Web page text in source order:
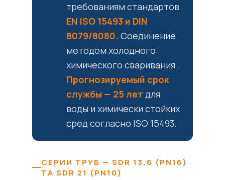
требованиям стандартов
EN ISO 15493 и DIN
8079/8080. Соединение
методом холодного
химического сваривания .
Прогнозируемый срок
службы — 25 лет для
воды и химически стойких
сред согласно ISO 15493.
СЕРИИ ТРУБ — SDR 13,6 (PN16)
ТА SDR 21 (PN10)